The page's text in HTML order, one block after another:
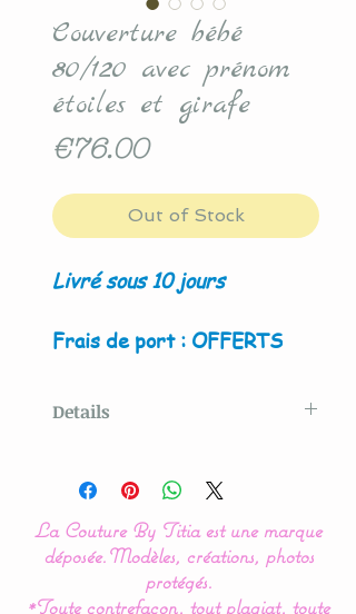
Couverture bébé
80/120 avec prénom
étoiles et girafe
€76.00Price
Out of Stock
Livré sous 10 jours
Frais de port : OFFERTS
Details
Couture By Titia
Notre gamme de
couverture, plaid est
La Couture By Titia est une marque
déposée.Modèles, créations, photos
protégés.
*Toute contrefaçon, tout plagiat, toute